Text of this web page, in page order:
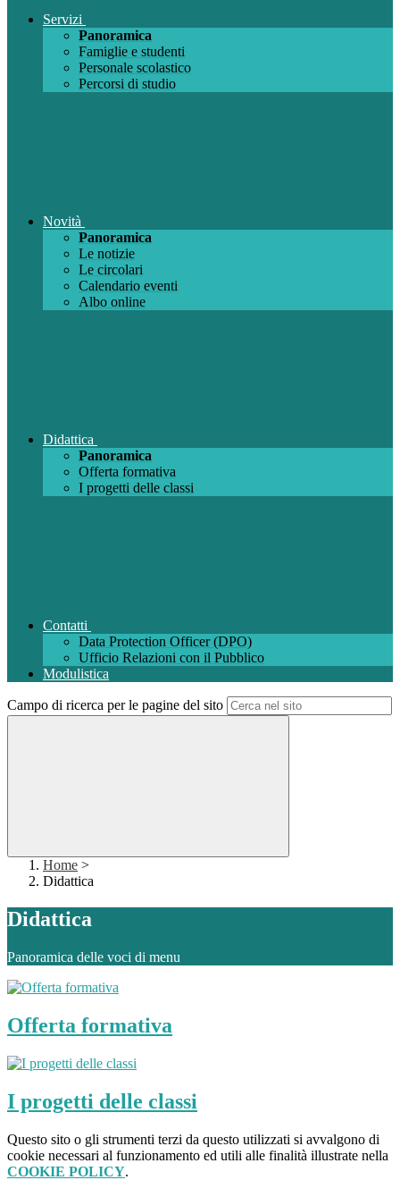
Servizi
Panoramica
Famiglie e studenti
Personale scolastico
Percorsi di studio
Novità
Panoramica
Le notizie
Le circolari
Calendario eventi
Albo online
Didattica
Panoramica
Offerta formativa
I progetti delle classi
Contatti
Data Protection Officer (DPO)
Ufficio Relazioni con il Pubblico
Modulistica
Campo di ricerca per le pagine del sito
Home >
Didattica
Didattica
Panoramica delle voci di menu
Offerta formativa
I progetti delle classi
Questo sito o gli strumenti terzi da questo utilizzati si avvalgono di
cookie necessari al funzionamento ed utili alle finalità illustrate nella
COOKIE POLICY.